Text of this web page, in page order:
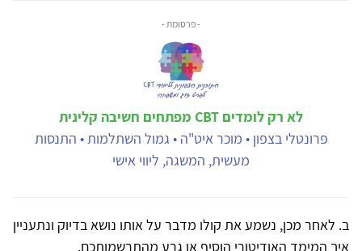
- פרסומת -
לא רק לומדים CBT מפתחים חשיבה קלינית
פרונטלי בצפון • מוכר איט"ה • גמול השתלמות • התנסות
מעשית, המשגה, ליווי אישי
ב. לאחר מכן, נשמע את קולו מדבר על אותו נושא בדיוק ונתעניין
איך המימד האודיטורי הוסיף או גרע מהתרשמותכם.